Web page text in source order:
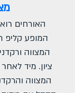
האורחים
המופע קליפ
המצווה
ציון. מיד
המצווה